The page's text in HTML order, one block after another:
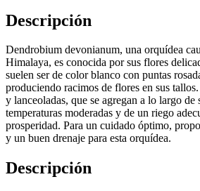
Descripción
Dendrobium devonianum, una orquídea
Himalaya, es conocida por sus flores
suelen ser de color blanco con puntas
produciendo racimos de flores en sus
y lanceoladas, que se agregan a lo largo
temperaturas moderadas y de un riego
prosperidad. Para un cuidado óptimo,
y un buen drenaje para esta orquídea.
Descripción